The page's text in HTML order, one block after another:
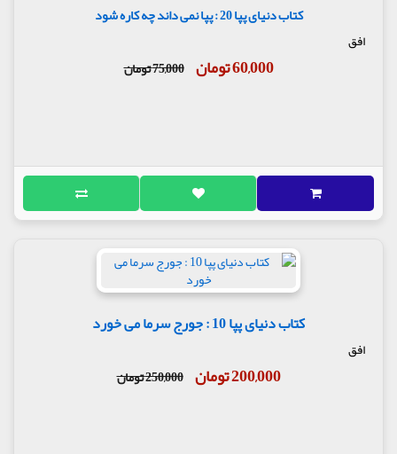
کتاب دنیای پپا 20 : پپا نمی داند چه کاره شود
افق
60,000 تومان 75,000 تومان
کتاب دنیای پپا 10 : جورج سرما می خورد
افق
200,000 تومان 250,000 تومان